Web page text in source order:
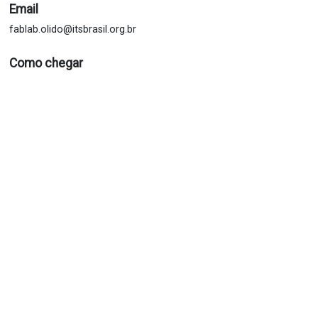
Email
fablab.olido@itsbrasil.org.br
Como chegar